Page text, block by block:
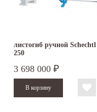
листогиб ручной
250
3 698 000 ₽